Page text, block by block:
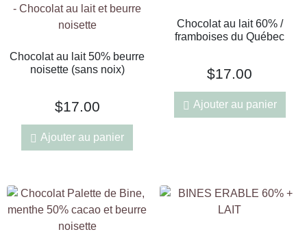
Chocolat au lait 50% beurre
noisette (sans noix)
$17.00
Ajouter au panier
Chocolat au lait 60% /
framboises du Québec
$17.00
Ajouter au panier